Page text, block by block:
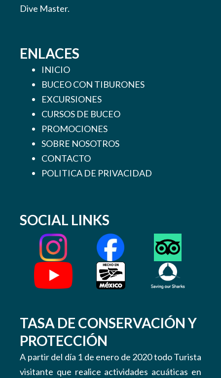
Dive Master.
ENLACES
INICIO
BUCEO CON TIBURONES
EXCURSIONES
CURSOS DE BUCEO
PROMOCIONES
SOBRE NOSOTROS
CONTACTO
POLITICA DE PRIVACIDAD
SOCIAL LINKS
TASA DE CONSERVACIÓN Y
PROTECCIÓN
A partir del día 1 de enero de 2020 todo Turista
visitante que realice actividades acuáticas en